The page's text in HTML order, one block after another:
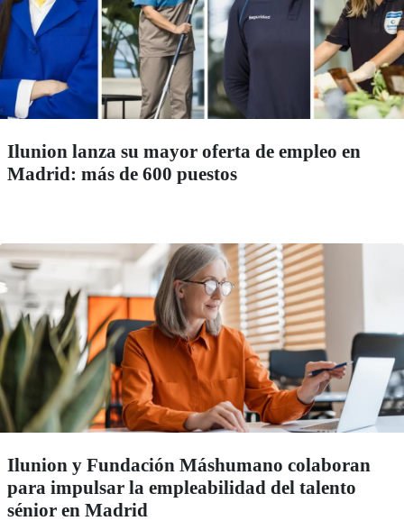
Ilunion lanza su mayor oferta de empleo en
Madrid: más de 600 puestos
Ilunion y Fundación Máshumano colaboran
para impulsar la empleabilidad del talento
sénior en Madrid